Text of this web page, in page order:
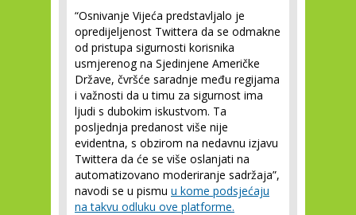
“Osnivanje Vijeća predstavljalo je
opredijeljenost Twittera da se odmakne
od pristupa sigurnosti korisnika
usmjerenog na Sjedinjene Američke
Države, čvršće saradnje među regijama
i važnosti da u timu za sigurnost ima
ljudi s dubokim iskustvom. Ta
posljednja predanost više nije
evidentna, s obzirom na nedavnu izjavu
Twittera da će se više oslanjati na
automatizovano moderiranje sadržaja”,
navodi se u pismu u kome podsjećaju
na takvu odluku ove platforme.